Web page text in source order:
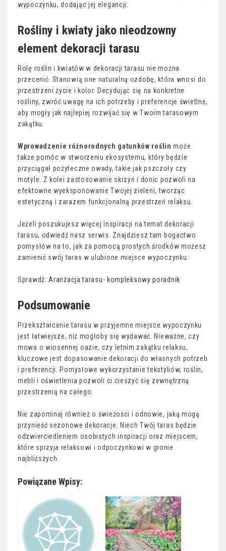
wypoczynku, dodając jej elegancji.
Rośliny i kwiaty jako nieodzowny
element dekoracji tarasu
Rolę roślin i kwiatów w dekoracji tarasu nie można
przecenić. Stanowią one naturalną ozdobę, która wnosi do
przestrzeni życie i kolor. Decydując się na konkretne
rośliny, zwróć uwagę na ich potrzeby i preferencje świetlne,
aby mogły jak najlepiej rozwijać się w Twoim tarasowym
zakątku.
Wprowadzenie różnorodnych gatunków roślin może
także pomóc w stworzeniu ekosystemu, który będzie
przyciągał pożyteczne owady, takie jak pszczoły czy
motyle. Z kolei zastosowanie skrzyń i donic pozwoli na
efektowne wyeksponowanie Twojej zieleni, tworząc
estetyczną i zarazem funkcjonalną przestrzeń relaksu.
Jeżeli poszukujesz więcej inspiracji na temat dekoracji
tarasu, odwiedź nasz serwis. Znajdziesz tam bogactwo
pomysłów na to, jak za pomocą prostych środków możesz
zamienić swój taras w ulubione miejsce wypoczynku.
Sprawdź:Aranżacja tarasu- kompleksowy poradnik
Podsumowanie
Przekształcenie tarasu w przyjemne miejsce wypoczynku
jest łatwiejsze, niż mogłoby się wydawać. Nieważne, czy
mowa o wiosennej oazie, czy letnim zakątku relaksu,
kluczowe jest dopasowanie dekoracji do własnych potrzeb
i preferencji. Pomysłowe wykorzystanie tekstyliów, roślin,
mebli i oświetlenia pozwoli ci cieszyć się zewnętrzną
przestrzenią na całego.
Nie zapominaj również o świeżości i odnowie, jaką mogą
przynieść sezonowe dekoracje. Niech Twój taras będzie
odzwierciedleniem osobistych inspiracji oraz miejscem,
które sprzyja relaksowi i odpoczynkowi w gronie
najbliższych.
Powiązane Wpisy: